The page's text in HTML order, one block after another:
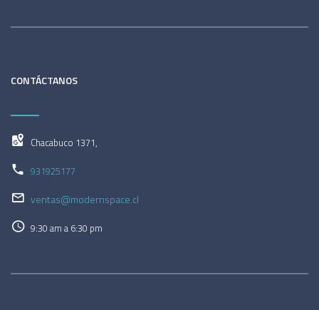
CONTÁCTANOS
Chacabuco 1371,
931925177
ventas@modernspace.cl
9:30 am a 6:30 pm